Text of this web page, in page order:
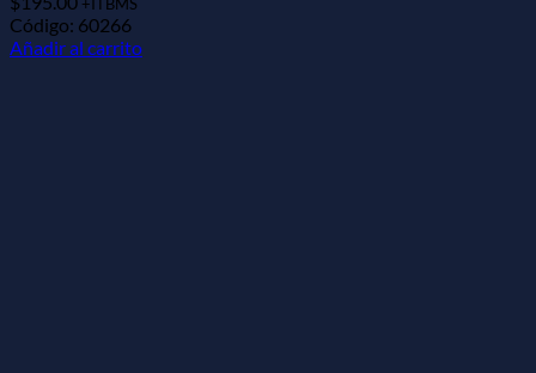
Código: 60266
Añadir al carrito